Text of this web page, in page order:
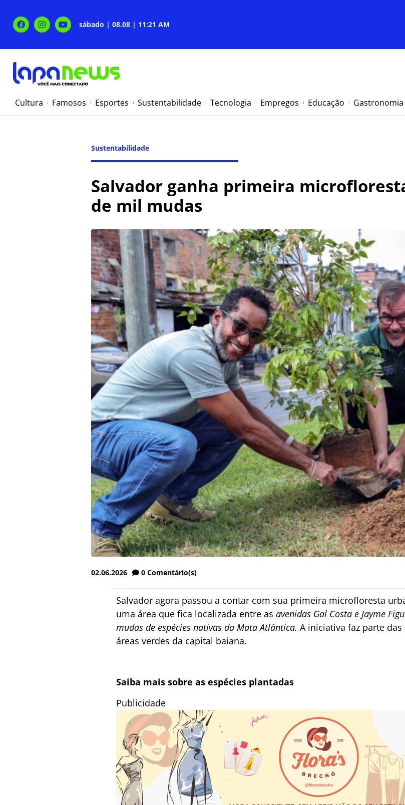
sábado | 08.08 | 11:21 AM
Cultura Famosos Esportes Sustentabilidade Tecnologia Empregos Educação Gastronomia
Sustentabilidade
Salvador ganha primeira
de mil mudas
02.06.2026 0 Comentário(s)
Salvador agora passou a contar com sua primeira microfloresta
uma área que fica localizada entre as avenidas Gal Costa e Jayme
mudas de espécies nativas da Mata Atlântica. A iniciativa faz parte
áreas verdes da capital baiana.
Saiba mais sobre as espécies plantadas
Publicidade